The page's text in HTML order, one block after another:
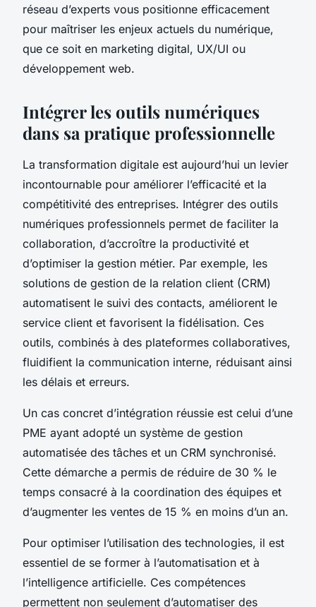
réseau d’experts vous positionne efficacement
pour maîtriser les enjeux actuels du numérique,
que ce soit en marketing digital, UX/UI ou
développement web.
Intégrer les outils numériques
dans sa pratique professionnelle
La transformation digitale est aujourd’hui un levier
incontournable pour améliorer l’efficacité et la
compétitivité des entreprises. Intégrer des outils
numériques professionnels permet de faciliter la
collaboration, d’accroître la productivité et
d’optimiser la gestion métier. Par exemple, les
solutions de gestion de la relation client (CRM)
automatisent le suivi des contacts, améliorent le
service client et favorisent la fidélisation. Ces
outils, combinés à des plateformes collaboratives,
fluidifient la communication interne, réduisant ainsi
les délais et erreurs.
Un cas concret d’intégration réussie est celui d’une
PME ayant adopté un système de gestion
automatisée des tâches et un CRM synchronisé.
Cette démarche a permis de réduire de 30 % le
temps consacré à la coordination des équipes et
d’augmenter les ventes de 15 % en moins d’un an.
Pour optimiser l’utilisation des technologies, il est
essentiel de se former à l’automatisation et à
l’intelligence artificielle. Ces compétences
permettent non seulement d’automatiser des